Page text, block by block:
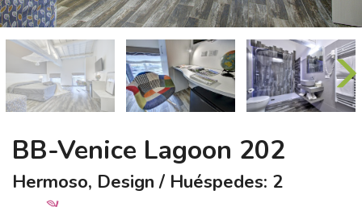
BB-Venice Lagoon 202
Hermoso, Design / Huéspedes: 2